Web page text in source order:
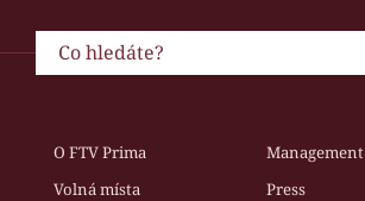
O FTV Prima
Management
Volná místa
Press